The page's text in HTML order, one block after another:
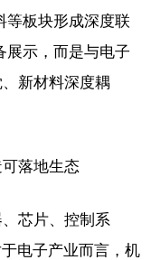
等板块形成深度联
展示，而是与电子
新材料深度耦
落地生态
芯片、控制系
电子产业而言，机